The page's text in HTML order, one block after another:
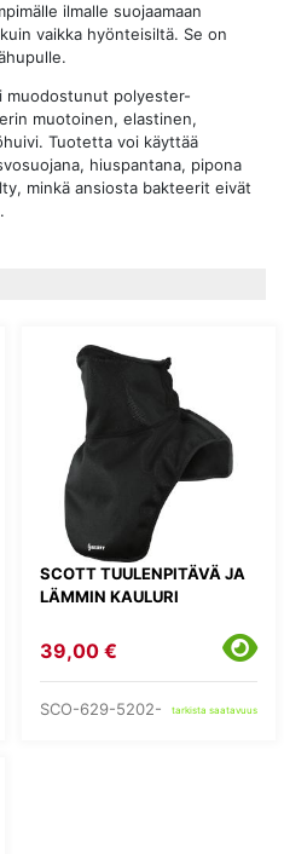
ilmalle suojaamaan
vaikka hyönteisiltä. Se on
muodostunut polyester-
muotoinen, elastinen,
Tuotetta voi käyttää
hiuspantana, pipona
minkä ansiosta bakteerit eivät
SCOTT TUULENPITÄVÄ JA
LÄMMIN KAULURI
39,00 €
SCO-629-5202- tarkista saatavuus